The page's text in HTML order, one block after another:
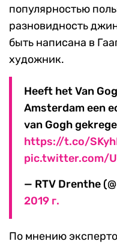
популярностью
разновидность
быть написана в
художник.
Heeft het Van
Amsterdam een
van Gogh
https://t.co/
pic.twitter.com/
— RTV Drenthe
2019 г.
По мнению